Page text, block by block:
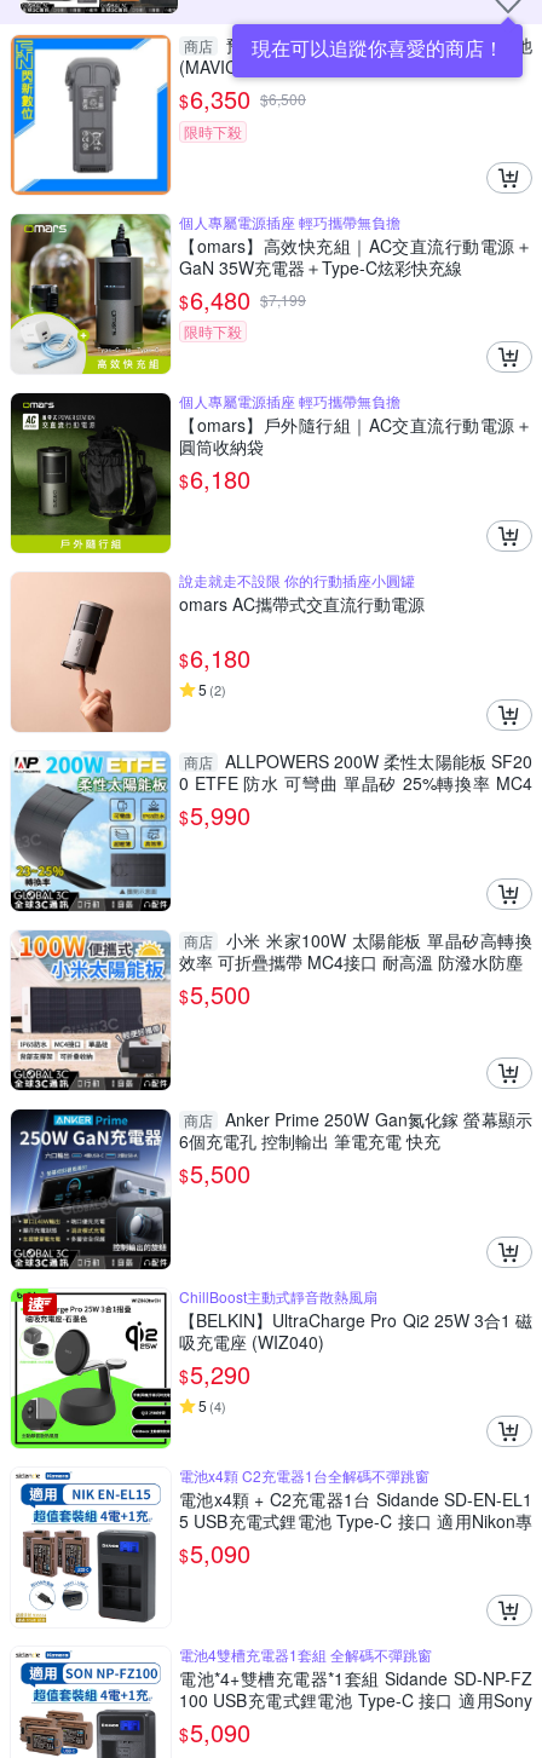
現在可以追蹤你喜愛的商店！
商店
預購~ DJI MAVIC 4 PRO智能飛行電池
(MAVIC4 PRO,公司貨)
$6,350 $6,500
限時下殺
個人專屬電源插座 輕巧攜帶無負擔
【omars】高效快充組｜AC交直流行動電源＋
GaN 35W充電器＋Type-C炫彩快充線
$6,480 $7,199
限時下殺
個人專屬電源插座 輕巧攜帶無負擔
【omars】戶外隨行組｜AC交直流行動電源＋
圓筒收納袋
$6,180
說走就走不設限 你的行動插座小圓罐
omars AC攜帶式交直流行動電源
$6,180
5 (2)
商店 ALLPOWERS 200W 柔性太陽能板 SF20
0 ETFE 防水 可彎曲 單晶矽 25%轉換率 MC4
接口
$5,990
商店
小米 米家100W 太陽能板 單晶矽高轉換
效率 可折疊攜帶 MC4接口 耐高溫 防潑水防塵
$5,500
商店 Anker Prime 250W Gan氮化鎵 螢幕顯示
6個充電孔 控制輸出 筆電充電 快充
$5,500
ChillBoost主動式靜音散熱風扇
【BELKIN】UltraCharge Pro Qi2 25W 3合1 磁
吸充電座 (WIZ040)
$5,290
5 (4)
電池x4顆 C2充電器1台全解碼不彈跳窗
電池x4顆 + C2充電器1台 Sidande SD-EN-EL1
5 USB充電式鋰電池 Type-C 接口 適用Nikon專
用型號 EN-EL15兼容電池 相機長效電池 USB
充電鋰電池 戶外攝影
$5,090
電池4雙槽充電器1套組 全解碼不彈跳窗
電池*4+雙槽充電器*1套組 Sidande SD-NP-FZ
100 USB充電式鋰電池 Type-C 接口 適用Sony
專用型號 USB-C 相機電池 兼容電池 相機長效
電池 戶外攝影電池
$5,090